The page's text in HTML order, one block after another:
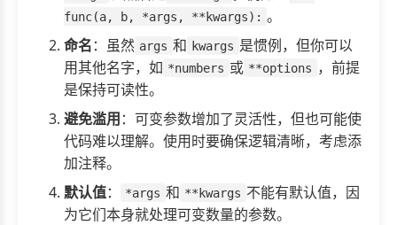
func(a, b, *args, **kwargs): 。
命名：虽然 args 和 kwargs 是惯例，但你可以
用其他名字，如 *numbers 或 **options ，前提
是保持可读性。
避免滥用：可变参数增加了灵活性，但也可能使
代码难以理解。使用时要确保逻辑清晰，考虑添
加注释。
默认值： *args 和 **kwargs 不能有默认值，因
为它们本身就处理可变数量的参数。